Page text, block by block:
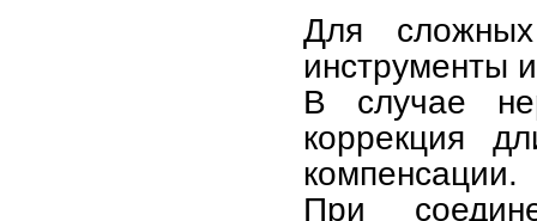
Для сложных
инструменты
В случае
коррекция
компенсации.
При